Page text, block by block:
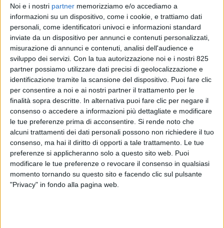
Noi e i nostri partner memorizziamo e/o accediamo a
informazioni su un dispositivo, come i cookie, e trattiamo dati
personali, come identificatori univoci e informazioni standard
inviate da un dispositivo per annunci e contenuti personalizzati,
misurazione di annunci e contenuti, analisi dell'audience e
sviluppo dei servizi. Con la tua autorizzazione noi e i nostri 825
partner possiamo utilizzare dati precisi di geolocalizzazione e
identificazione tramite la scansione del dispositivo. Puoi fare clic
per consentire a noi e ai nostri partner il trattamento per le
finalità sopra descritte. In alternativa puoi fare clic per negare il
consenso o accedere a informazioni più dettagliate e modificare
le tue preferenze prima di acconsentire. Si rende noto che
alcuni trattamenti dei dati personali possono non richiedere il tuo
consenso, ma hai il diritto di opporti a tale trattamento. Le tue
preferenze si applicheranno solo a questo sito web. Puoi
modificare le tue preferenze o revocare il consenso in qualsiasi
momento tornando su questo sito e facendo clic sul pulsante
"Privacy" in fondo alla pagina web.
Cargo Start Srl integra nel
suo tracking la misurazione di
Co2 di Carbon Care
ITALIA 2 FEBBRAIO 2022